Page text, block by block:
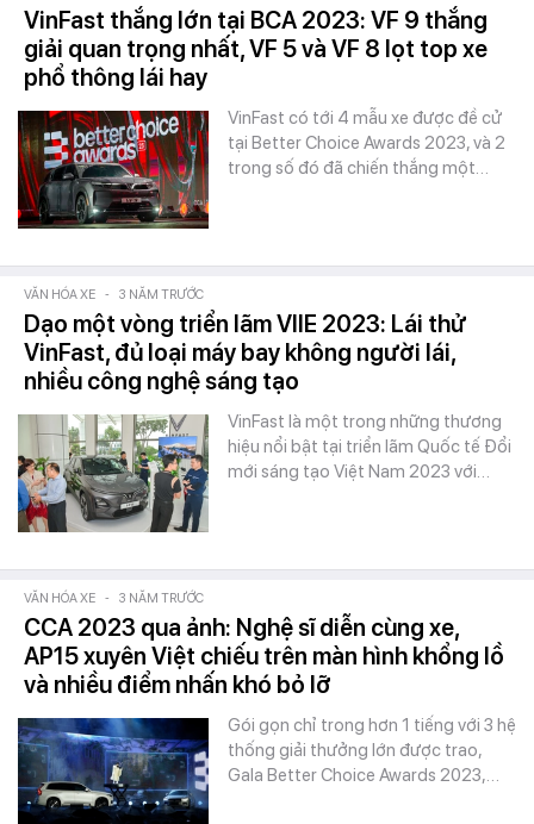
VinFast thắng lớn tại BCA 2023: VF 9 thắng
giải quan trọng nhất, VF 5 và VF 8 lọt top xe
phổ thông lái hay
VinFast có tới 4 mẫu xe được đề cử
tại Better Choice Awards 2023, và 2
trong số đó đã chiến thắng một…
VĂN HÓA XE - 3 NĂM TRƯỚC
Dạo một vòng triển lãm VIIE 2023: Lái thử
VinFast, đủ loại máy bay không người lái,
nhiều công nghệ sáng tạo
VinFast là một trong những thương
hiệu nổi bật tại triển lãm Quốc tế Đổi
mới sáng tạo Việt Nam 2023 với…
VĂN HÓA XE - 3 NĂM TRƯỚC
CCA 2023 qua ảnh: Nghệ sĩ diễn cùng xe,
AP15 xuyên Việt chiếu trên màn hình khổng lồ
và nhiều điểm nhấn khó bỏ lỡ
Gói gọn chỉ trong hơn 1 tiếng với 3 hệ
thống giải thưởng lớn được trao,
Gala Better Choice Awards 2023,…